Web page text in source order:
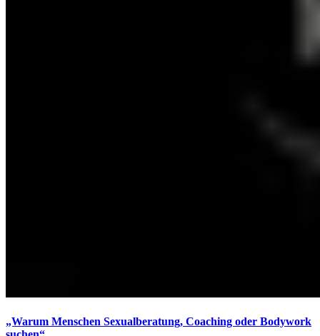
„Warum Menschen Sexualberatung, Coaching oder Bodywork